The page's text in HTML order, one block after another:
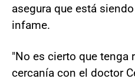
asegura que está
infame.
"No es cierto que tenga
cercanía con el doctor